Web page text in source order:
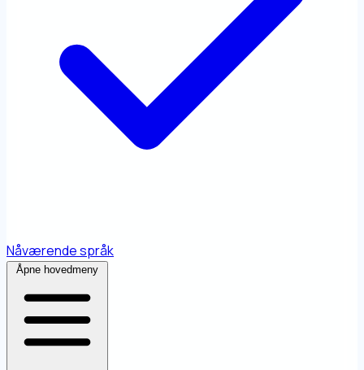
Nåværende språk
Åpne hovedmeny